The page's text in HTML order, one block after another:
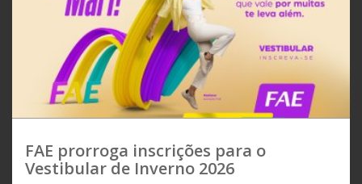
FAE prorroga inscrições para o
Vestibular de Inverno 2026